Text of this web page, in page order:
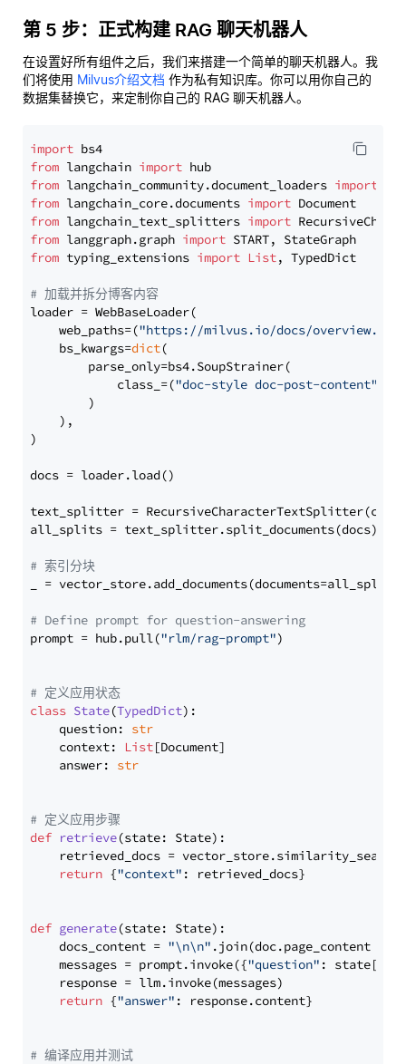
第 5 步：正式构建 RAG 聊天机器人
在设置好所有组件之后，我们来搭建一个简单的聊天机器人。我
们将使用 Milvus介绍文档 作为私有知识库。你可以用你自己的
数据集替换它，来定制你自己的 RAG 聊天机器人。
import
from langchain import
from langchain_community.document_loaders import
from langchain_core.documents import
from langchain_text_splitters import
from langgraph.graph import
from typing_extensions import List, TypedDict
# 加载并拆分博客内容
loader = WebBaseLoader(
    web_paths=(
"https://milvus.io/docs/overview.md"
    bs_kwargs=
dict(
        parse_only=bs4.SoupStrainer(
            class_=(
"doc-style doc-post-content"
        )
    ),
)
docs = loader.load()
text_splitter =
all_splits = text_splitter.split_documents(docs)
# 索引分块
_ = vector_store.add_documents(documents=all_splits)
# Define prompt for question-answering
prompt = hub.pull("rlm/rag-prompt")
# 定义应用状态
class State(TypedDict):
    question:
str
    context:
List[Document]
    answer:
str
# 定义应用步骤
def retrieve(state: State):
retrieved_docs =
return {"context" : retrieved_docs}
def generate(state: State):
    docs_content =
"\n\n" .join(doc.page_content
    messages = prompt.invoke({
"question" : state[
    response = llm.invoke(messages)
return {"answer" : response.content}
# 编译应用并测试